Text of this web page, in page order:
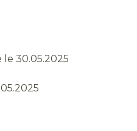
le 30.05.2025